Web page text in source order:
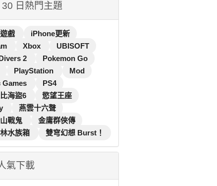
30 日熱門主題
戲
iPhone更新
Xbox
UBISOFT
2
Pokemon Go
PlayStation
Mod
Games
PS4
海盜6
慾望王座
燕雲十六聲
戰鬼
金庸群俠傳
水族箱
雙穹幻想 Burst！
氣下載